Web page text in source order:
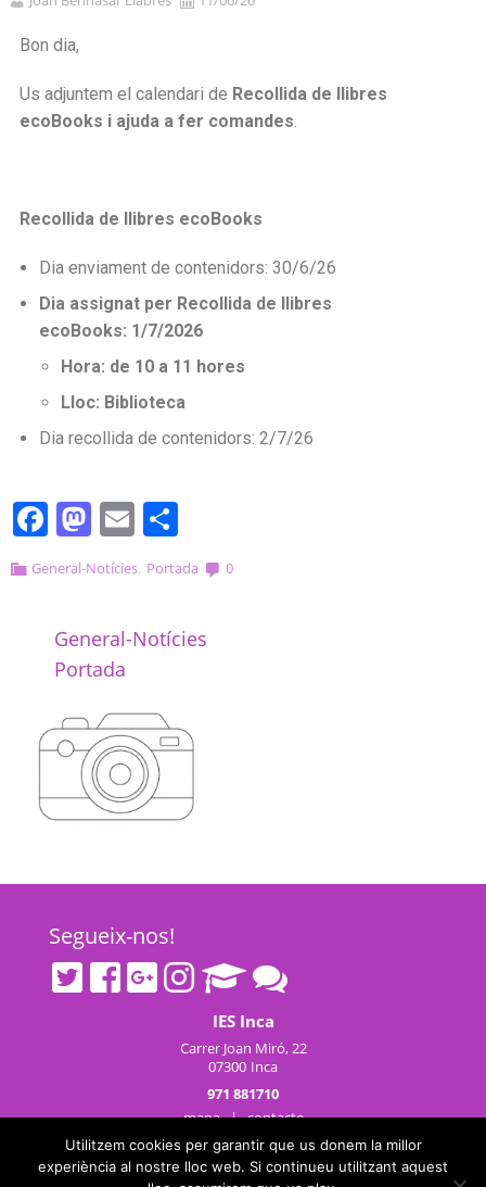
Bon dia,
Us adjuntem el calendari de Recollida de llibres
ecoBooks i ajuda a fer comandes.
Recollida de llibres ecoBooks
Dia enviament de contenidors: 30/6/26
Dia assignat per Recollida de llibres
ecoBooks: 1/7/2026
Hora: de 10 a 11 hores
Lloc: Biblioteca
Dia recollida de contenidors: 2/7/26
Facebook
Mastodon
Email
General-Notícies, Portada 0
General-Notícies
Portada
Segueix-nos!
IES Inca
Carrer Joan Miró, 22
07300 Inca
971 881710
mapa | contacte
Utilitzem cookies per garantir que us donem la millor
experiència al nostre lloc web. Si continueu utilitzant aquest